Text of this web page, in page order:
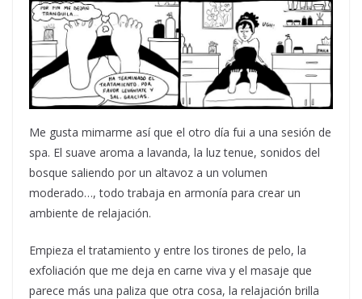
Me gusta mimarme así que el otro día fui a una sesión de
spa. El suave aroma a lavanda, la luz tenue, sonidos del
bosque saliendo por un altavoz a un volumen
moderado…, todo trabaja en armonía para crear un
ambiente de relajación.
Empieza el tratamiento y entre los tirones de pelo, la
exfoliación que me deja en carne viva y el masaje que
parece más una paliza que otra cosa, la relajación brilla